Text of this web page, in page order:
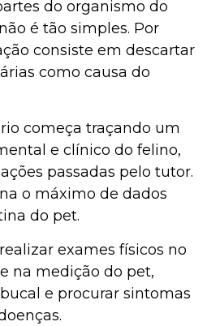
do organismo do
é tão simples. Por
consiste em descartar
como causa do
começa traçando um
e clínico do felino,
passadas pelo tutor.
o máximo de dados
do pet.
exames físicos no
na medição do pet,
e procurar sintomas